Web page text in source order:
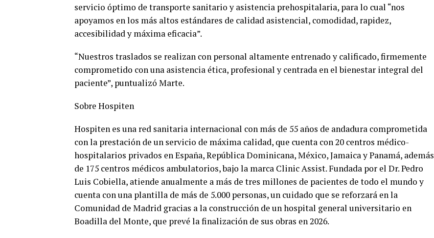
servicio óptimo de transporte sanitario y asistencia prehospitalaria, para lo cual “nos
apoyamos en los más altos estándares de calidad asistencial, comodidad, rapidez,
accesibilidad y máxima eficacia”.
“Nuestros traslados se realizan con personal altamente entrenado y calificado, firmemente
comprometido con una asistencia ética, profesional y centrada en el bienestar integral del
paciente”, puntualizó Marte.
Sobre Hospiten
Hospiten es una red sanitaria internacional con más de 55 años de andadura comprometida
con la prestación de un servicio de máxima calidad, que cuenta con 20 centros médico-
hospitalarios privados en España, República Dominicana, México, Jamaica y Panamá, además
de 175 centros médicos ambulatorios, bajo la marca Clinic Assist. Fundada por el Dr. Pedro
Luis Cobiella, atiende anualmente a más de tres millones de pacientes de todo el mundo y
cuenta con una plantilla de más de 5.000 personas, un cuidado que se reforzará en la
Comunidad de Madrid gracias a la construcción de un hospital general universitario en
Boadilla del Monte, que prevé la finalización de sus obras en 2026.